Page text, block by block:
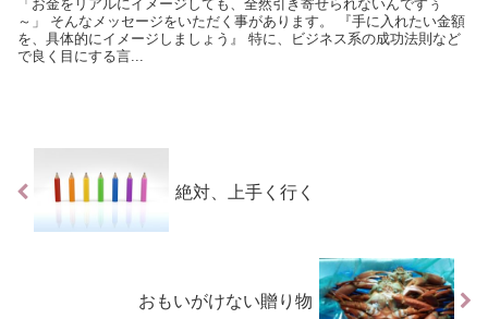
「お金をリアルにイメージしても、全然引き寄せられないんですぅ
～」 そんなメッセージをいただく事があります。 『手に入れたい金額
を、具体的にイメージしましょう』 特に、ビジネス系の成功法則など
で良く目にする言...
絶対、上手く行く
おもいがけない贈り物